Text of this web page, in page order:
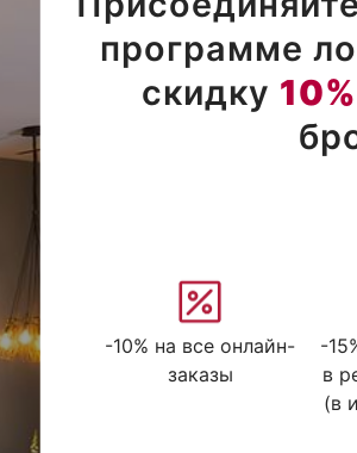
программе
скидку 10%
-10% на все онлайн-
заказы
-
в
(в